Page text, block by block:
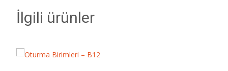
İlgili ürünler